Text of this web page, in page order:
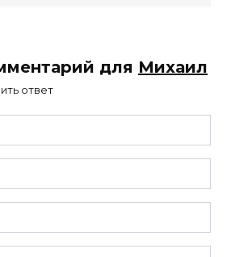
для Михаил
ответ